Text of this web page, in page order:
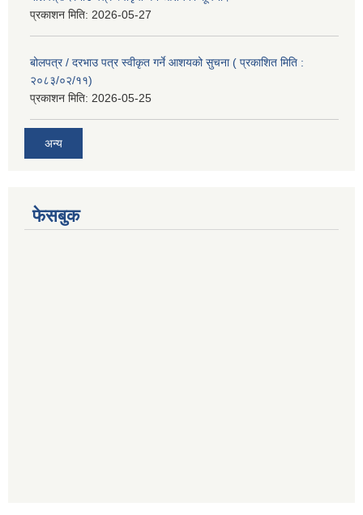
प्रकाशन मिति: 2026-05-27
बोलपत्र / दरभाउ पत्र स्वीकृत गर्ने आशयको सुचना ( प्रकाशित मिति :
२०८३/०२/११)
प्रकाशन मिति: 2026-05-25
अन्य
फेसबुक